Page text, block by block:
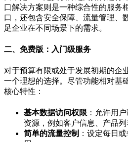
口解决方案则是一种综合性的服务
口，还包含安全保障、流量管理、
足企业在不同场景下的需求。
二、免费版：入门级服务
对于预算有限或处于发展初期的企
一个理想的选择。尽管功能相对基
核心特性：
基本数据访问权限 ：允许用
资源，例如客户信息、产品列
简单的流量控制 ：设定每日